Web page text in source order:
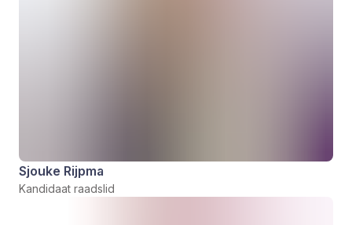
Sjouke Rijpma
Kandidaat raadslid